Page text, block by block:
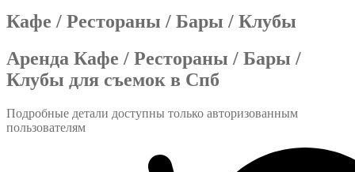
Кафе / Рестораны / Бары / Клубы
Аренда Кафе / Рестораны / Бары /
Клубы для съемок в Спб
Подробные детали доступны только авторизованным
пользователям